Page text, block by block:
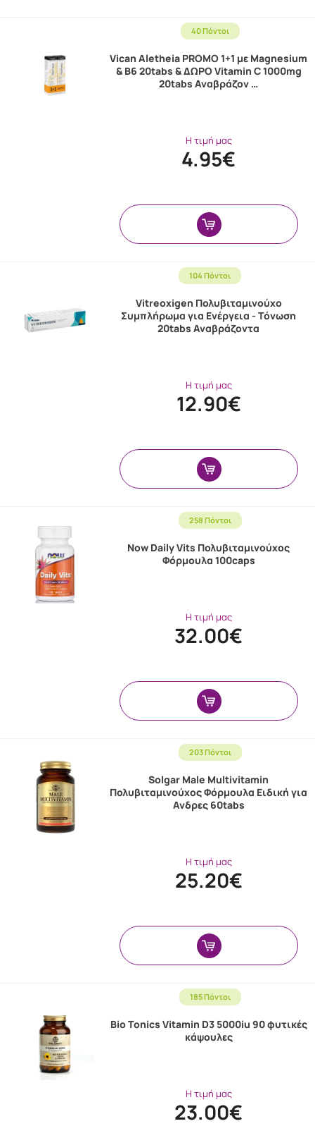
40 Πόντοι
Vican Aletheia PROMO 1+1 με Magnesium
& B6 20tabs & ΔΩΡΟ Vitamin C 1000mg
20tabs Αναβράζον …
Η τιμή μας
4.95€
104 Πόντοι
Vitreoxigen Πολυβιταμινούχο
Συμπλήρωμα για Ενέργεια - Τόνωση
20tabs Αναβράζοντα
Η τιμή μας
12.90€
258 Πόντοι
Now Daily Vits Πολυβιταμινούχος
Φόρμουλα 100caps
Η τιμή μας
32.00€
203 Πόντοι
Solgar Male Multivitamin
Πολυβιταμινούχος Φόρμουλα Ειδική για
Ανδρες 60tabs
Η τιμή μας
25.20€
185 Πόντοι
Bio Tonics Vitamin D3 5000iu 90 φυτικές
κάψουλες
Η τιμή μας
23.00€